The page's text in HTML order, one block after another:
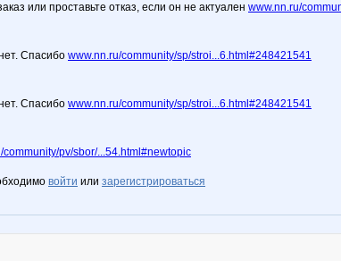
или проставьте отказ, если он не актуален www.nn.ru/
Спасибо www.nn.ru/community/sp/stroi...6.html#248421541
Спасибо www.nn.ru/community/sp/stroi...6.html#248421541
community/pv/sbor/...54.html#newtopic
войти или зарегистрироваться